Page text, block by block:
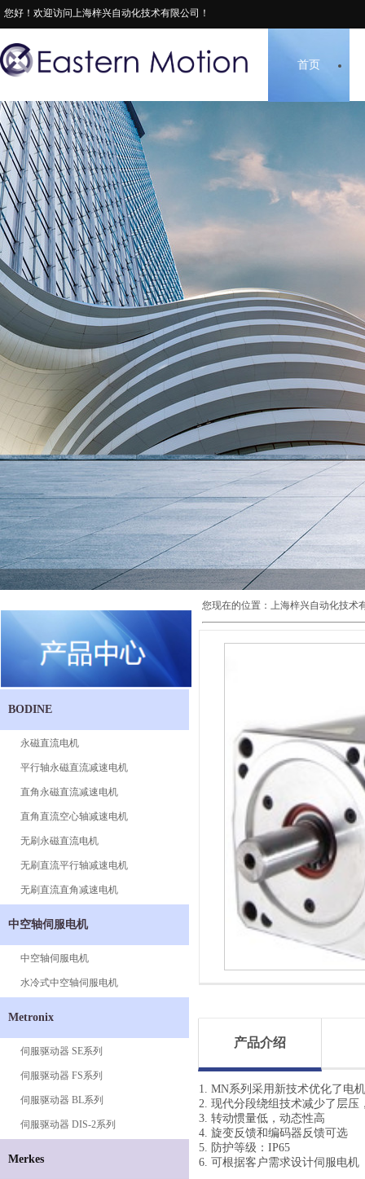
您好！欢迎访问上海梓兴自动化技术有限公司！
首页
您现在的位置： 上海梓兴自动化技术
BODINE
永磁直流电机
平行轴永磁直流减速电机
直角永磁直流减速电机
直角直流空心轴减速电机
无刷永磁直流电机
无刷直流平行轴减速电机
无刷直流直角减速电机
中空轴伺服电机
中空轴伺服电机
水冷式中空轴伺服电机
Metronix
伺服驱动器 SE系列
伺服驱动器 FS系列
伺服驱动器 BL系列
伺服驱动器 DIS-2系列
Merkes
产品介绍
1. MN系列采用新技术优化了电
2. 现代分段绕组技术减少了层压
3. 转动惯量低，动态性高
4. 旋变反馈和编码器反馈可选
5. 防护等级： IP65
6. 可根据客户需求设计伺服电机